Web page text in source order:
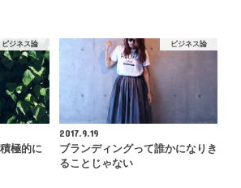
ビジネス論
極的に
ビジネス論
2017.9.19
ブランディングって誰かになりき
ることじゃない